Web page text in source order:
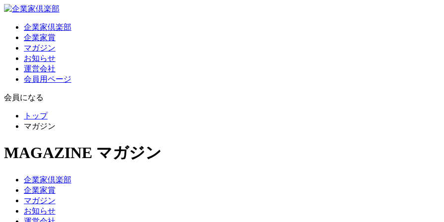
企業家倶楽部
企業家賞
マガジン
お知らせ
運営会社
会員用ページ
会員になる
トップ
マガジン
MAGAZINE マガジン
企業家倶楽部
企業家賞
マガジン
お知らせ